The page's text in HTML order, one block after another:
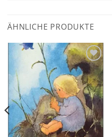
ÄHNLICHE PRODUKTE
Zum
Wunschzettel
hinzufügen